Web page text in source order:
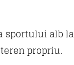
sportului alb la
propriu.